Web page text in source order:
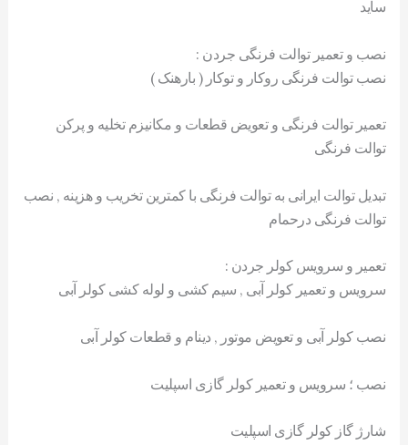
ساید
نصب و تعمیر توالت فرنگی جردن :
نصب توالت فرنگی روکار و توکار ( بارهنک )
تعمیر توالت فرنگی و تعویض قطعات و مکانیزم تخلیه و پرکن
توالت فرنگی
تبدیل توالت ایرانی به توالت فرنگی با کمترین تخریب و هزینه , نصب
توالت فرنگی درحمام
تعمیر و سرویس کولر جردن :
سرویس و تعمیر کولر آبی , سیم کشی و لوله کشی کولر آبی
نصب کولر آبی و تعویض موتور , دینام و قطعات کولر آبی
نصب ؛ سرویس و تعمیر کولر گازی اسپلیت
شارژ گاز کولر گازی اسپلیت